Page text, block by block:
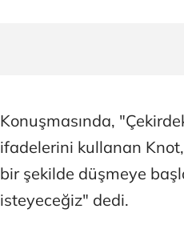
Konuşmasında,
ifadelerini kullanan
bir şekilde düşmeye
isteyeceğiz" dedi.